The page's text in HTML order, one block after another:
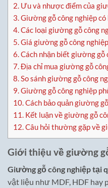
2. Ưu và nhược điểm của
3.Giường gỗ công nghiệp có
4.Các loại giường gỗ công
5.Giá giường gỗ công
6.Cách nhận biết giường
7.Địa chỉ mua giường gỗ
8.So sánh giường gỗ công
9.Giường gỗ công nghiệp
10.Cách bảo quản giường
11. Kết luận về giường gỗ
12.Câu hỏi thường gặp về
Giới thiệu về giường
Giường gỗ công nghiệp tại
vật liệu như MDF, HDF hay